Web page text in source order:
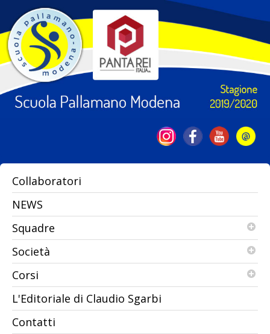
Collaboratori
NEWS
Squadre
Società
Corsi
L'Editoriale di Claudio Sgarbi
Contatti